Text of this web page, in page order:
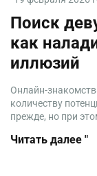
Поиск
как
иллюзий
Онлайн-
количеству
прежде, но при
Читать далее "